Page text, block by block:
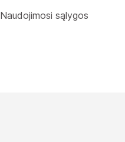
Naudojimosi sąlygos